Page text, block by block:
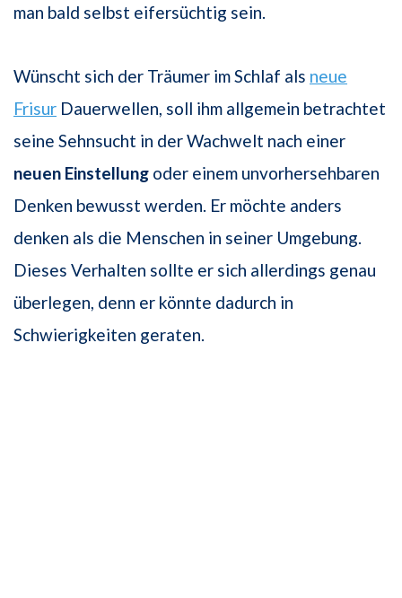
man bald selbst eifersüchtig sein.
Wünscht sich der Träumer im Schlaf als neue
Frisur Dauerwellen, soll ihm allgemein betrachtet
seine Sehnsucht in der Wachwelt nach einer
neuen Einstellung oder einem unvorhersehbaren
Denken bewusst werden. Er möchte anders
denken als die Menschen in seiner Umgebung.
Dieses Verhalten sollte er sich allerdings genau
überlegen, denn er könnte dadurch in
Schwierigkeiten geraten.